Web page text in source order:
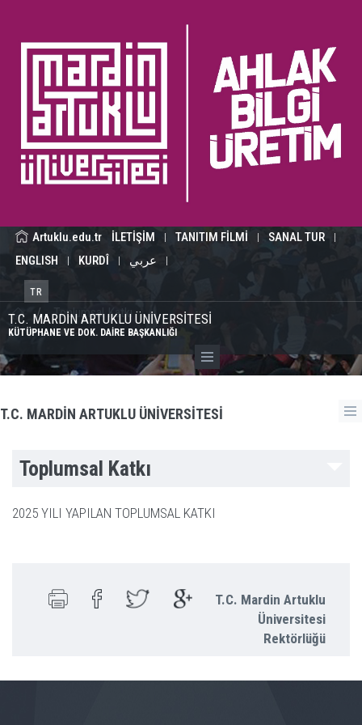
Artuklu.edu.tr İLETİŞİM | TANITIM FİLMİ | SANAL TUR |
ENGLISH | KURDÎ | عربي |
TR
T.C. MARDİN ARTUKLU ÜNİVERSİTESİ
KÜTÜPHANE VE DOK. DAİRE BAŞKANLIĞI
/ Toplumsal Katkı
T.C. MARDİN ARTUKLU ÜNİVERSİTESİ
Toplumsal Katkı
2025 YILI YAPILAN TOPLUMSAL KATKI
T.C. Mardin Artuklu
Üniversitesi
Rektörlüğü